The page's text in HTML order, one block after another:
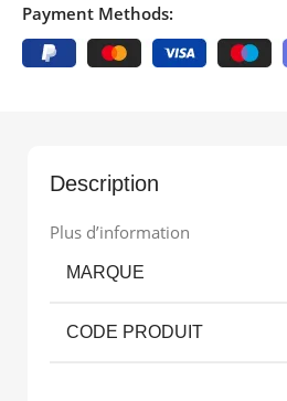
Payment Methods:
Description
Plus d’information
MARQUE
CODE PRODUIT